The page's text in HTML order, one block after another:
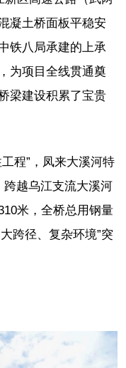
凝土桥面板平稳安
铁八局承建的上承
为项目全线贯通奠
梁建设积累了宝贵
程”，凤来大溪河特
跨越乌江支流大溪河
米，全桥总用钢量
跨径、复杂环境”突